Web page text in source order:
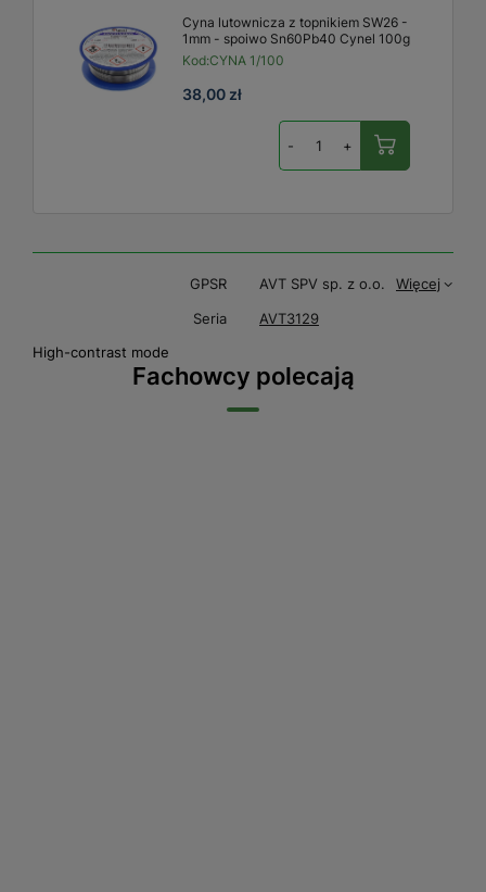
Cyna lutownicza z topnikiem SW26 -
1mm - spoiwo Sn60Pb40 Cynel 100g
Kod:CYNA 1/100
38,00 zł
- +
GPSR AVT SPV sp. z o.o.
Więcej
Seria
AVT3129
High-contrast mode
Fachowcy polecają